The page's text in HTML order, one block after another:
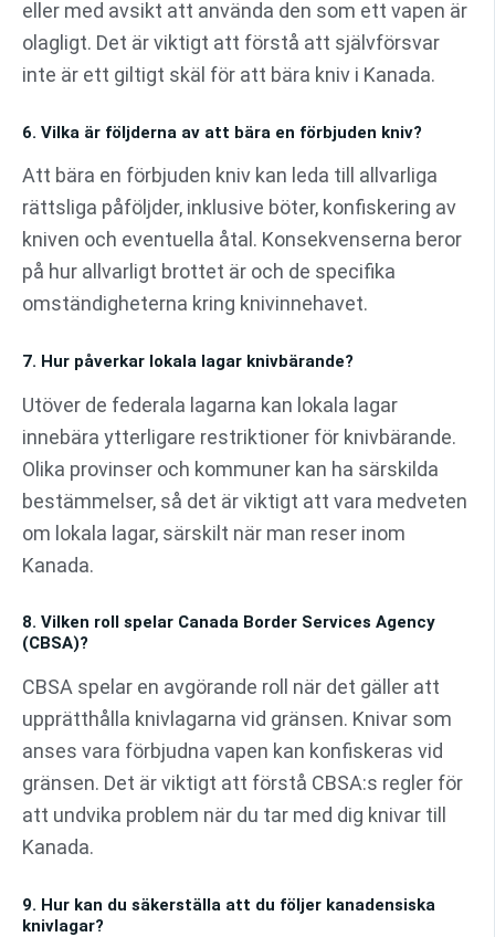
eller med avsikt att använda den som ett vapen är
olagligt. Det är viktigt att förstå att självförsvar
inte är ett giltigt skäl för att bära kniv i Kanada.
6. Vilka är följderna av att bära en förbjuden kniv?
Att bära en förbjuden kniv kan leda till allvarliga
rättsliga påföljder, inklusive böter, konfiskering av
kniven och eventuella åtal. Konsekvenserna beror
på hur allvarligt brottet är och de specifika
omständigheterna kring knivinnehavet.
7. Hur påverkar lokala lagar knivbärande?
Utöver de federala lagarna kan lokala lagar
innebära ytterligare restriktioner för knivbärande.
Olika provinser och kommuner kan ha särskilda
bestämmelser, så det är viktigt att vara medveten
om lokala lagar, särskilt när man reser inom
Kanada.
8. Vilken roll spelar Canada Border Services Agency
(CBSA)?
CBSA spelar en avgörande roll när det gäller att
upprätthålla knivlagarna vid gränsen. Knivar som
anses vara förbjudna vapen kan konfiskeras vid
gränsen. Det är viktigt att förstå CBSA:s regler för
att undvika problem när du tar med dig knivar till
Kanada.
9. Hur kan du säkerställa att du följer kanadensiska
knivlagar?